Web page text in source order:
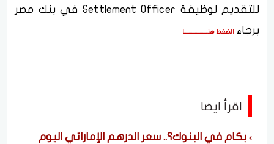
للتقديم لوظيفة Settlement Officer في بنك مصر
برجاء
الضغط هنـــــــــــــــــــا
اقرأ ايضا
بكام في البنوك؟.. سعر الدرهم الإماراتي اليوم